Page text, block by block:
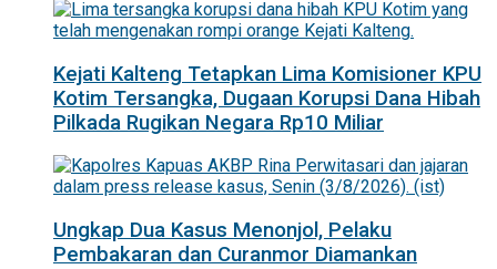
Kejati Kalteng Tetapkan Lima Komisioner KPU
Kotim Tersangka, Dugaan Korupsi Dana Hibah
Pilkada Rugikan Negara Rp10 Miliar
Ungkap Dua Kasus Menonjol, Pelaku
Pembakaran dan Curanmor Diamankan